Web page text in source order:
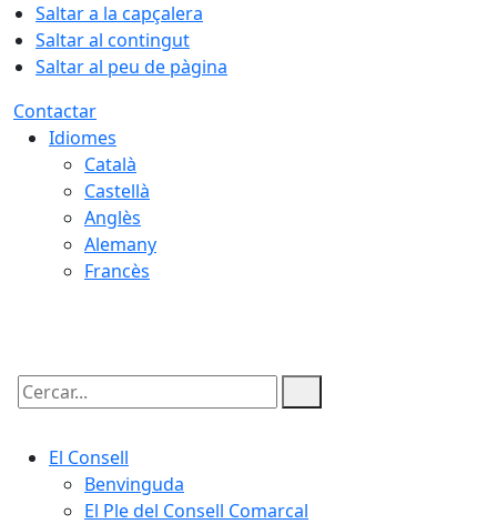
Saltar a la capçalera
Saltar al contingut
Saltar al peu de pàgina
Contactar
Idiomes
Català
Castellà
Anglès
Alemany
Francès
Cercar:
El Consell
Benvinguda
El Ple del Consell Comarcal